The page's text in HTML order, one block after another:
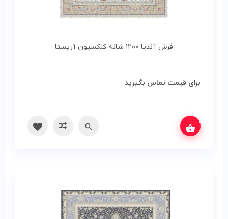
فرش آندیا ۱۲۰۰ شانه کلکسیون آریستا
برای قیمت تماس بگیرید
مقایسه بگیرید